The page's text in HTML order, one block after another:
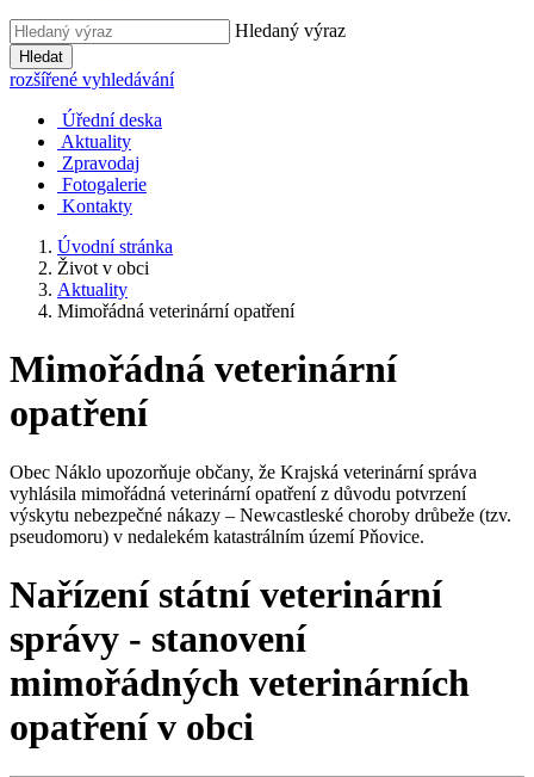
Hledaný výraz
Hledat
rozšířené vyhledávání
Úřední deska
Aktuality
Zpravodaj
Fotogalerie
Kontakty
Úvodní stránka
Život v obci
Aktuality
Mimořádná veterinární opatření
Mimořádná veterinární
opatření
Obec Náklo upozorňuje občany, že Krajská veterinární správa
vyhlásila mimořádná veterinární opatření z důvodu potvrzení
výskytu nebezpečné nákazy – Newcastleské choroby drůbeže (tzv.
pseudomoru) v nedalekém katastrálním území Pňovice.
Nařízení státní veterinární
správy - stanovení
mimořádných veterinárních
opatření v obci